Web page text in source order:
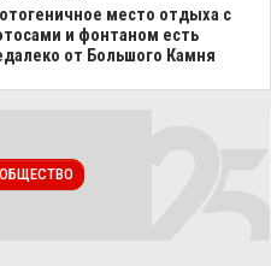
место отдыха с
и фонтаном есть
от Большого Камня